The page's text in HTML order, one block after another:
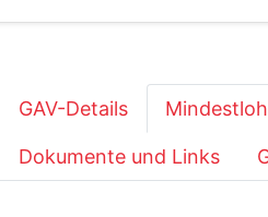
GAV-Details
Dokumente und Links